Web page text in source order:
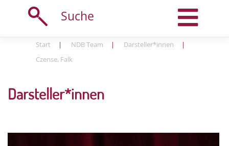
Suche
Start | NDB Team | Darsteller*innen
|
Czense, Falk
Darsteller*innen